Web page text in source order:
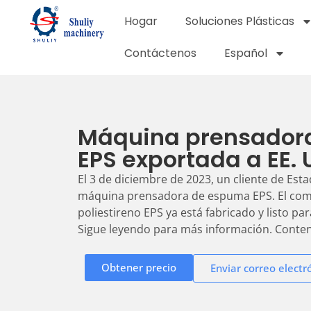
Hogar
Soluciones Plásticas
Contáctenos
Español
Máquina
EPS exportada a EE.
El 3 de diciembre de 2023, un cliente de
máquina prensadora de espuma EPS. El
poliestireno EPS ya está fabricado y listo
Sigue leyendo para más información.
Obtener precio Enviar correo